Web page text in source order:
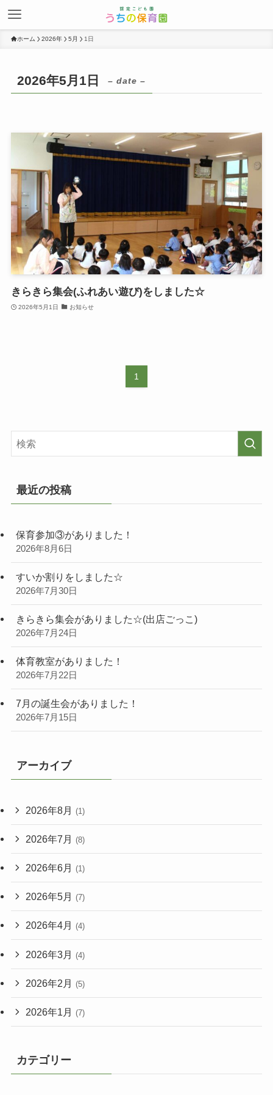
ホーム 2026年 5月 1日
2026年5月1日 – date –
きらきら集会(ふれあい遊び)をしました☆
2026年5月1日 お知らせ
1
最近の投稿
保育参加③がありました！
2026年8月6日
すいか割りをしました☆
2026年7月30日
きらきら集会がありました☆(出店ごっこ)
2026年7月24日
体育教室がありました！
2026年7月22日
7月の誕生会がありました！
2026年7月15日
アーカイブ
2026年8月 (1)
2026年7月 (8)
2026年6月 (1)
2026年5月 (7)
2026年4月 (4)
2026年3月 (4)
2026年2月 (5)
2026年1月 (7)
カテゴリー